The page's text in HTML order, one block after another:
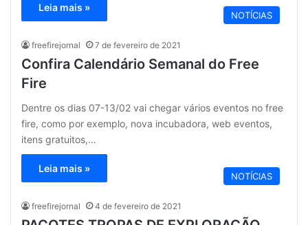
Leia mais »
NOTÍCIAS
freefirejornal 7 de fevereiro de 2021
Confira Calendário Semanal do Free
Fire
Dentre os dias 07-13/02 vai chegar vários eventos no free
fire, como por exemplo, nova incubadora, web eventos,
itens gratuitos,…
Leia mais »
NOTÍCIAS
freefirejornal 4 de fevereiro de 2021